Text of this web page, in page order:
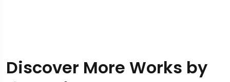
Discover More Works by